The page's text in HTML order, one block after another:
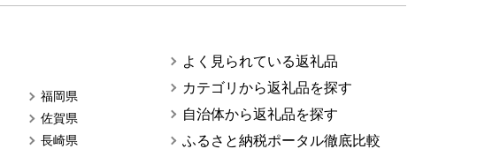
福岡県
佐賀県
長崎県
よく見られている返礼品
カテゴリから返礼品を探す
自治体から返礼品を探す
ふるさと納税ポータル徹底比較